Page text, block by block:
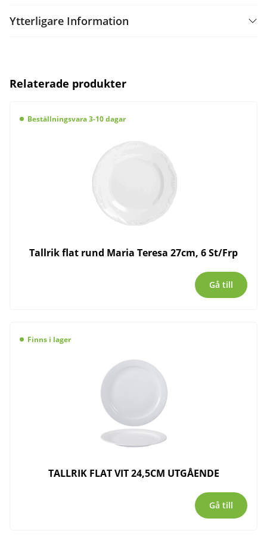
Ytterligare Information
Relaterade produkter
Beställningsvara 3-10 dagar
Tallrik flat rund Maria Teresa 27cm, 6 St/Frp
Gå till
Finns i lager
TALLRIK FLAT VIT 24,5CM UTGÅENDE
Gå till